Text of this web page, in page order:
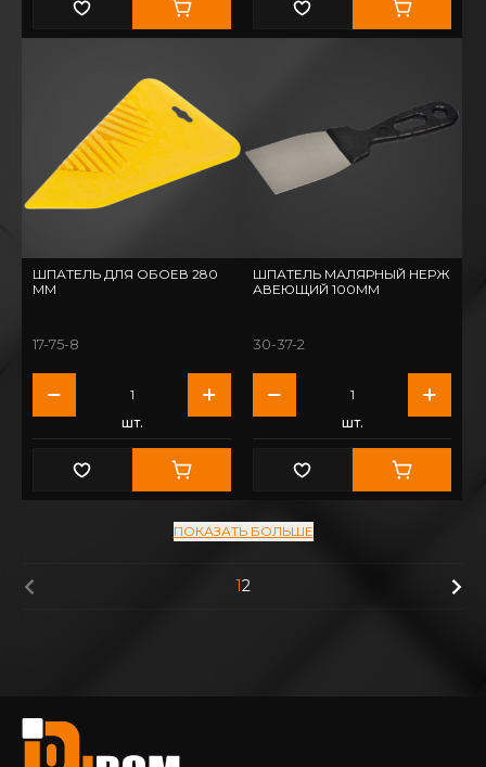
ШПАТЕЛЬ ДЛЯ ОБОЕВ 280
ММ
17-75-8
шт.
ШПАТЕЛЬ МАЛЯРНЫЙ НЕРЖ
АВЕЮЩИЙ 100ММ
30-37-2
шт.
ПОКАЗАТЬ БОЛЬШЕ
12